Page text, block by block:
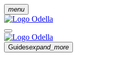
menu
Guidesexpand_more